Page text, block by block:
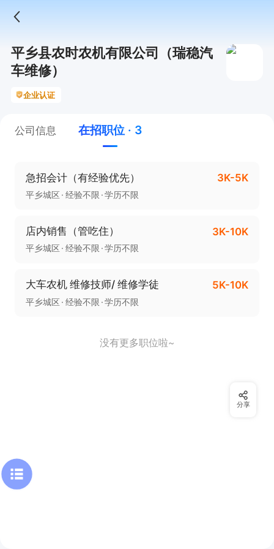
平乡县农时农机有限公司（瑞稳汽
车维修）
企业认证
公司信息 在招职位 · 3
急招会计（有经验优先） 3K-5K
平乡城区 经验不限 学历不限
店内销售（管吃住） 3K-10K
平乡城区 经验不限 学历不限
大车农机 维修技师/ 维修学徒 5K-10K
平乡城区 经验不限 学历不限
没有更多职位啦~
分享